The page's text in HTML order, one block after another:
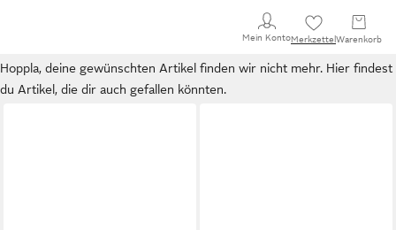
Mein KontoMerkzettel Warenkorb
Hoppla, deine gewünschten Artikel finden wir nicht mehr. Hier findest
du Artikel, die dir auch gefallen könnten.